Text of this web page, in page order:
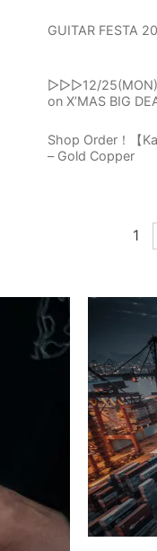
GUITAR FESTA
▷▷▷12/25(MON)
on X’MAS BIG
Shop Order！【
– Gold Copper
1